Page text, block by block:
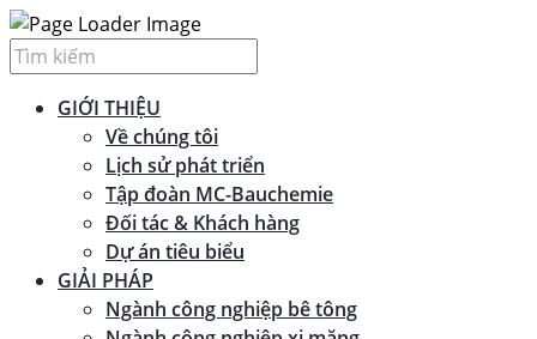
GIỚI THIỆU
Về chúng tôi
Lịch sử phát triển
Tập đoàn MC-Bauchemie
Đối tác & Khách hàng
Dự án tiêu biểu
GIẢI PHÁP
Ngành công nghiệp bê tông